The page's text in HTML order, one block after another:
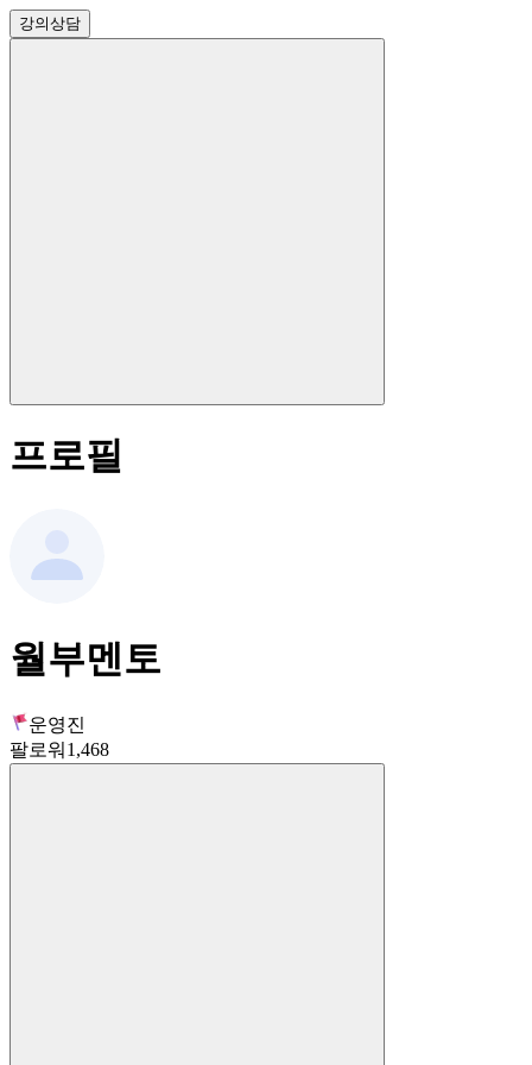
강의상담
프로필
월부멘토
운영진
팔로워 1,468